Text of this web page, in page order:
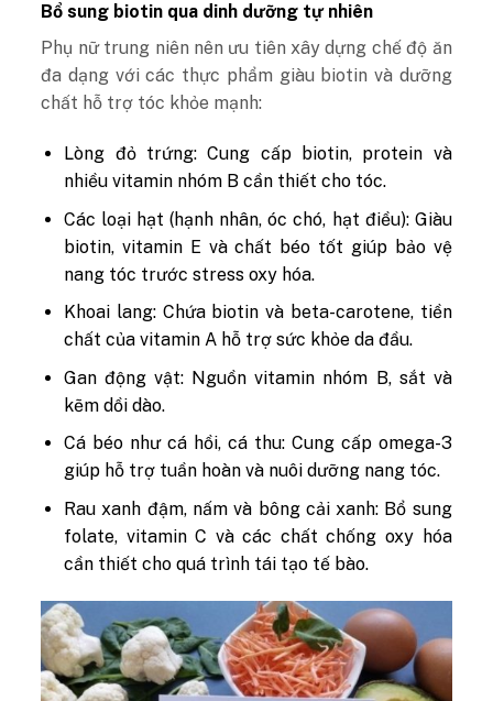
Bổ sung biotin qua dinh dưỡng tự nhiên
Phụ nữ trung niên nên ưu tiên xây dựng chế độ ăn
đa dạng với các thực phẩm giàu biotin và dưỡng
chất hỗ trợ tóc khỏe mạnh:
Lòng đỏ trứng:Cung cấp biotin, protein và
nhiều vitamin nhóm B cần thiết cho tóc.
Các loại hạt (hạnh nhân, óc chó, hạt điều):Giàu
biotin, vitamin E và chất béo tốt giúp bảo vệ
nang tóc trước stress oxy hóa.
Khoai lang:Chứa biotin và beta-carotene, tiền
chất của vitamin A hỗ trợ sức khỏe da đầu.
Gan động vật: Nguồn vitamin nhóm B, sắt và
kẽm dồi dào.
Cá béo như cá hồi, cá thu:Cung cấp omega-3
giúp hỗ trợ tuần hoàn và nuôi dưỡng nang tóc.
Rau xanh đậm, nấm và bông cải xanh: Bổ sung
folate, vitamin C và các chất chống oxy hóa
cần thiết cho quá trình tái tạo tế bào.